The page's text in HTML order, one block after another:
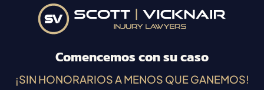
Comencemos con su caso
¡SIN HONORARIOS A MENOS QUE GANEMOS!